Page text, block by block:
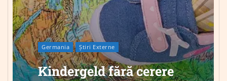
Germania Știri Externe
Kindergeld fără cerere